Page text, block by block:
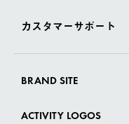
カスタマーサポート
BRAND SITE
ACTIVITY LOGOS